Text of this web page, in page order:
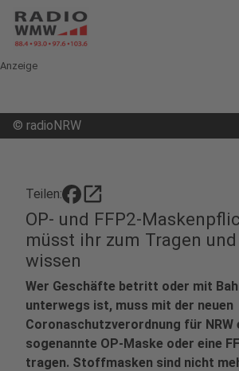
Anzeige
© radioNRW
Teilen: open_in_new
OP- und FFP2-
müsst ihr zum Tragen
wissen
Wer Geschäfte betritt oder mit
unterwegs ist, muss mit der neuen
Coronaschutzverordnung für NRW
sogenannte OP-Maske oder eine
tragen. Stoffmasken sind nicht